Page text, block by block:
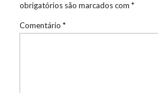
obrigatórios são marcados com *
Comentário *